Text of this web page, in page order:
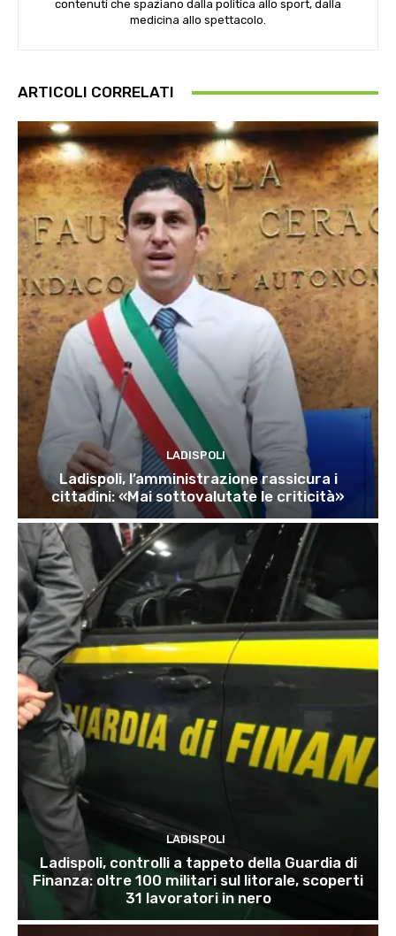
contenuti che spaziano dalla politica allo sport, dalla
medicina allo spettacolo.
ARTICOLI CORRELATI
LADISPOLI
Ladispoli, l’amministrazione rassicura i
cittadini: «Mai sottovalutate le criticità»
LADISPOLI
Ladispoli, controlli a tappeto della Guardia di
Finanza: oltre 100 militari sul litorale, scoperti
31 lavoratori in nero